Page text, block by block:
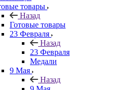
товары
Назад
Готовые товары
23 Февраля
Назад
23 Февраля
Медали
9 Мая
Назад